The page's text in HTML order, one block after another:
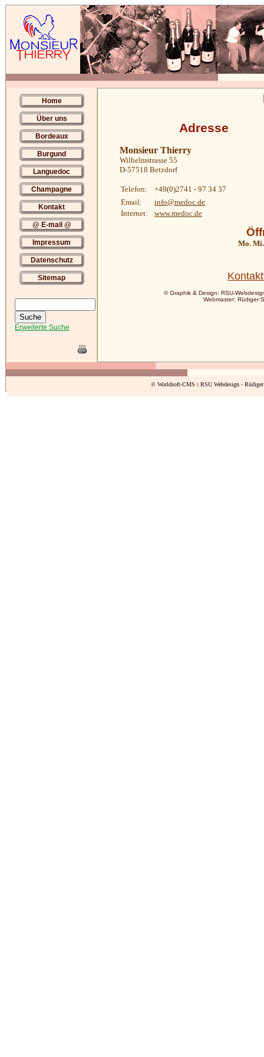
Home
Über uns
Bordeaux
Burgund
Languedoc
Champagne
Kontakt
@ E-mail @
Impressum
Datenschutz
Sitemap
Erweiterte Suche
Adresse
Monsieur Thierry
Wilhelmstrasse 55
D-57518 Betzdorf
Telefon:
+49(0)2741 - 97 34 37
Email:
info@medoc.de
Internet:
www.medoc.de
Mo.
© Graphik & Design: RSU-
Webmaster: Rüdiger
© Worldsoft-CMS t RSU Webdesign -